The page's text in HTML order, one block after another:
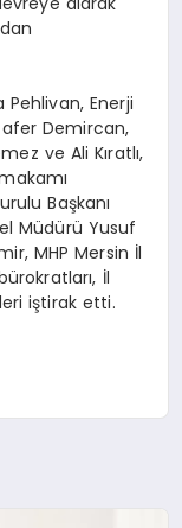
Enerji
Demircan,
ve Ali Kıratlı,
Başkanı
Müdürü Yusuf
MHP Mersin İl
İl
iştirak etti.